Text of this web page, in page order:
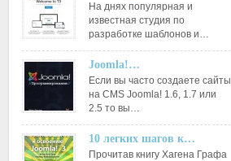
На днях популярная и
известная студия по
разработке шаблонов и…
Joomla!…
Если вы часто создаете сайты
на CMS Joomla! 1.6, 1.7 или
2.5 то вы…
10 легких шагов к…
Прочитав книгу Хагена Графа